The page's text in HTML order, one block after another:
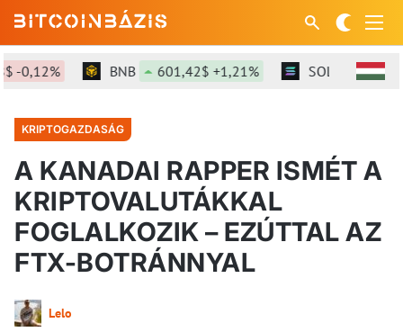
BNB 601,42$ +1,21% SOL 76,23$
KRIPTOGAZDASÁG
A KANADAI RAPPER ISMÉT A
KRIPTOVALUTÁKKAL
FOGLALKOZIK – EZÚTTAL AZ
FTX-BOTRÁNNYAL
Lelo